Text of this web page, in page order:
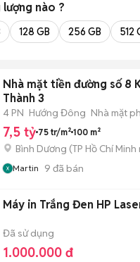
lượng nào ?
128 GB 256 GB 512
Nhà mặt tiền đường số 8
Thành 3
4 PN Hướng Đông Nhà mặt
7,5 tỷ 75 tr/m² 100 m²
Bình Dương (TP Hồ Chí Minh
Martin 9 đã bán
Máy in Trắng Đen HP
Đã sử dụng
1.000.000 đ